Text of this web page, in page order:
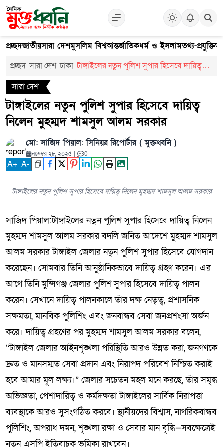
প্রচ্ছদজাতীয়সারা দেশমুসলিম বিশ্বআন্তর্জাতিকধর্ম ও ইসলামতথ্য-প্রযুক্তি
প্রচ্ছদ সারা দেশ ঢাকা টাঙ্গাইলের নতুন পুলিশ সুপার হিসেবে দায়িত্ব
সারা দেশ
টাঙ্গাইলের নতুন পুলিশ সুপার হিসেবে দায়িত্ব
নিলেন মুহম্মদ শামসুল আলম সরকার
মো: সাজিদ পিয়াল: সিনিয়র রিপোর্টার ( মুক্তধ্বনি )
নভেম্বর ২৮, ২০২৫ | 0
A+ A-
টাঙ্গাইলের নতুন পুলিশ সুপার হিসেবে দায়িত্ব নিলেন মুহম্মদ শামসুল আলম সরকার
সাজিদ পিয়াল:টাঙ্গাইলের নতুন পুলিশ সুপার হিসেবে দায়িত্ব নিলেন
মুহম্মদ শামসুল আলম সরকার বদলি জনিত আদেশে মুহম্মদ শামসুল
আলম সরকার টাঙ্গাইল জেলার নতুন পুলিশ সুপার হিসেবে যোগদান
করেছেন। সোমবার তিনি আনুষ্ঠানিকভাবে দায়িত্ব গ্রহণ করেন। এর
আগে তিনি মুন্সিগঞ্জ জেলার পুলিশ সুপার হিসেবে দায়িত্ব পালন
করেন। সেখানে দায়িত্ব পালনকালে তাঁর দক্ষ নেতৃত্ব, প্রশাসনিক
সক্ষমতা, মানবিক পুলিশিং এবং জনবান্ধব সেবা জনপ্রশংসা অর্জন
করে। দায়িত্ব গ্রহণের পর মুহম্মদ শামসুল আলম সরকার বলেন,
“টাঙ্গাইল জেলার আইনশৃঙ্খলা পরিস্থিতি আরও উন্নত করা, জনগণকে
দ্রুত ও মানসম্মত সেবা প্রদান এবং নিরাপদ পরিবেশ নিশ্চিত করাই
হবে আমার মূল লক্ষ্য।” জেলার সচেতন মহল মনে করছে, তাঁর সমৃদ্ধ
অভিজ্ঞতা, পেশাদারিত্ব ও কর্মদক্ষতা টাঙ্গাইলের সার্বিক নিরাপত্তা
ব্যবস্থাকে আরও সুসংগঠিত করবে। স্থানীয়দের বিশ্বাস, নাগরিকবান্ধব
পুলিশিং, অপরাধ দমন, শৃঙ্খলা রক্ষা ও সেবার মান বৃদ্ধি—সবক্ষেত্রেই
নতুন এসপি ইতিবাচক ভূমিকা রাখবেন।